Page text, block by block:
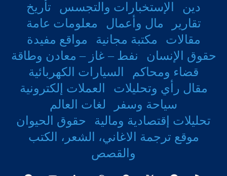
التغيير الجديد للدوائر الإنتخابية أضاف ٧ مقاعد
تميل بإتجاه الديقراطيين
مقعد واحد بإتجاه الجمهوريين
قلل ٧ مقاعد تنافسية عن الخارطة الإنتخابية
القديمة
الديموقراطيون كانوا يأملون أن تعوض
الخريطة الإنتخابية في نيويورك مكاسب
الجمهوريين في ولايات مثل ( تكساس وفلوريدا
دين
الإستخبارات والتجسس
تأريخ
تقارير
مال وأعمال
معلومات عامة
مقالات
مكتبة مجانية
مواقع مفيدة
حقوق الإنسان
نفط – غاز – معادن وطاقة
قضاء ومحاكم
السيارات الكهربائية
مقال رأي وتحليلات
العملات إلكترونية
سياحة وسفر
لغات العالم
تحليلات إقتصادية ومالية
حقوق الحيوان
موقع ترجمة الاغاني، الشعر، الكتب
والقصص